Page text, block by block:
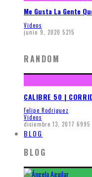
Me Gusta La Gente
Videos
junio 9, 2020 5215
RANDOM
CALIBRE 50 |
Felipe Rodriguez
Videos
diciembre 13, 2017 6995
BLOG
BLOG